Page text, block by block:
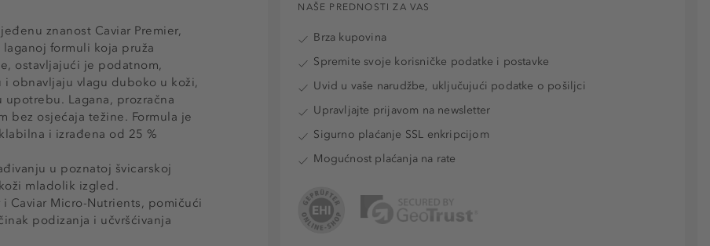
znanost Caviar Premier,
formuli koja pruža
ostavljajući je podatnom,
obnavljaju vlagu duboko u koži,
Lagana, prozračna
bez osjećaja težine. Formula je
i izrađena od 25 %
u poznatoj švicarskoj
mladolik izgled.
i Caviar Micro-Nutrients, pomičući
podizanja i učvršćivanja
NAŠE PREDNOSTI ZA VAS
Brza kupovina
Spremite svoje korisničke podatke i postavke
Uvid u vaše narudžbe, uključujući podatke o pošiljci
Upravljajte prijavom na newsletter
Sigurno plaćanje SSL enkripcijom
Mogućnost plaćanja na rate